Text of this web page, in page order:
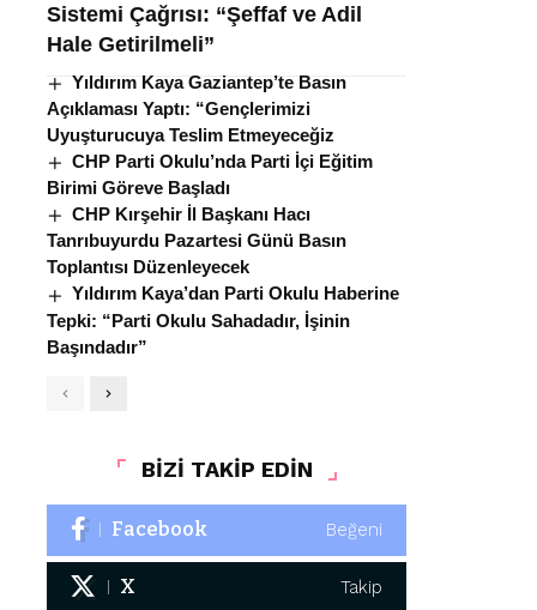
Sistemi Çağrısı: “Şeffaf ve Adil
Hale Getirilmeli”
Yıldırım Kaya Gaziantep’te Basın
Açıklaması Yaptı: “Gençlerimizi
Uyuşturucuya Teslim Etmeyeceğiz
CHP Parti Okulu’nda Parti İçi Eğitim
Birimi Göreve Başladı
CHP Kırşehir İl Başkanı Hacı
Tanrıbuyurdu Pazartesi Günü Basın
Toplantısı Düzenleyecek
Yıldırım Kaya’dan Parti Okulu Haberine
Tepki: “Parti Okulu Sahadadır, İşinin
Başındadır”
BİZİ TAKİP EDİN
Facebook Beğeni
X Takip